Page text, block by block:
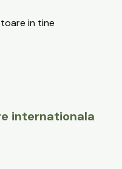
in tine
internationala